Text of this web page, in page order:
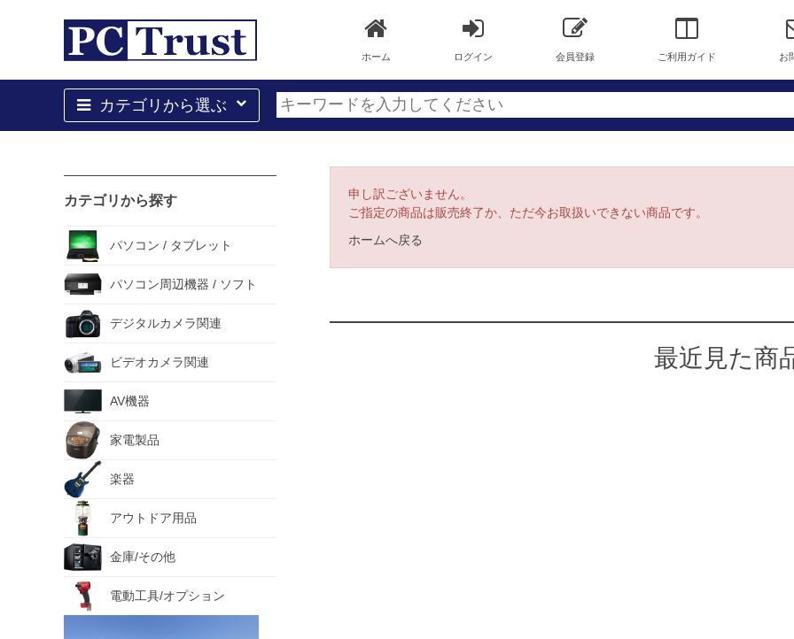
ホーム ログイン 会員登録 ご利用ガイド お
カテゴリから選ぶ
カテゴリから探す
パソコン / タブレット
パソコン周辺機器 / ソフト
デジタルカメラ関連
ビデオカメラ関連
AV機器
家電製品
楽器
アウトドア用品
金庫/その他
電動工具/オプション
申し訳ございません。
ご指定の商品は販売終了か、ただ今お取扱いできない商品です。
ホームへ戻る
最近見た商